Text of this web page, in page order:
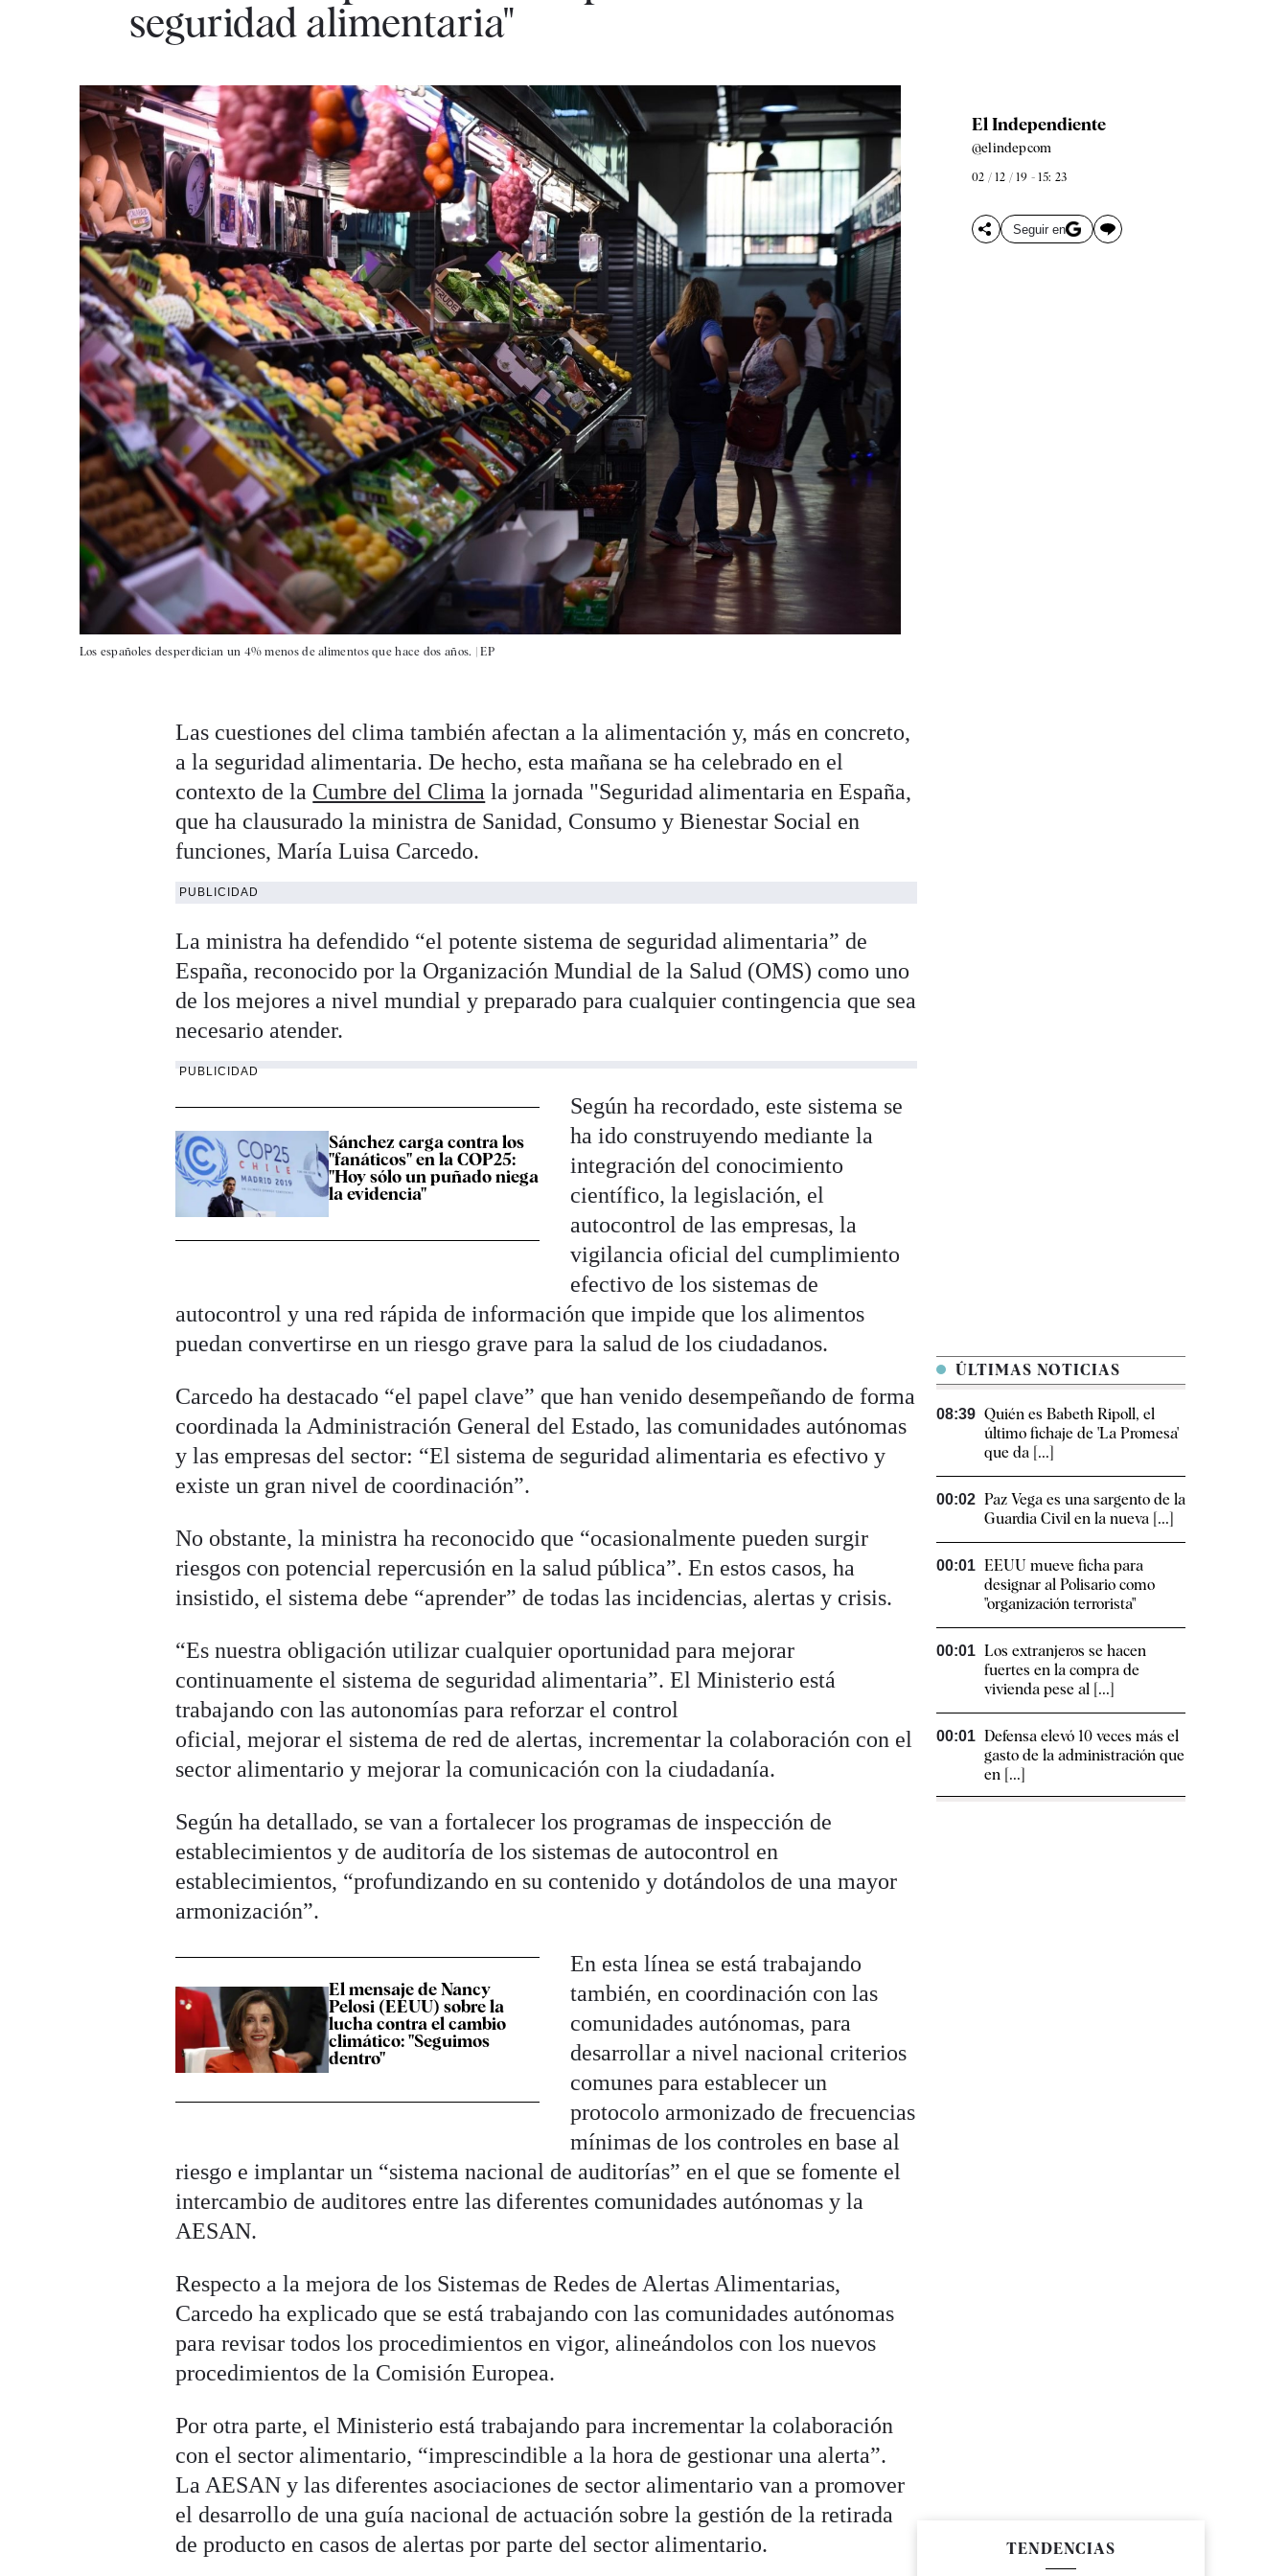
seguridad alimentaria"
Los españoles desperdician un 4% menos de alimentos que hace dos años. |EP
El Independiente
@elindepcom
02 / 12 / 19 - 15: 23
Seguir en
Las cuestiones del clima también afectan a la alimentación y, más en concreto,
a la seguridad alimentaria. De hecho, esta mañana se ha celebrado en el
contexto de la Cumbre del Clima la jornada "Seguridad alimentaria en España,
que ha clausurado la ministra de Sanidad, Consumo y Bienestar Social en
funciones, María Luisa Carcedo.
PUBLICIDAD
La ministra ha defendido “el potente sistema de seguridad alimentaria” de
España, reconocido por la Organización Mundial de la Salud (OMS) como uno
de los mejores a nivel mundial y preparado para cualquier contingencia que sea
necesario atender.
PUBLICIDAD
Sánchez carga contra los
"fanáticos" en la COP25:
"Hoy sólo un puñado niega
la evidencia"
Según ha recordado, este sistema se
ha ido construyendo mediante la
integración del conocimiento
científico, la legislación, el
autocontrol de las empresas, la
vigilancia oficial del cumplimiento
efectivo de los sistemas de
autocontrol y una red rápida de información que impide que los alimentos
puedan convertirse en un riesgo grave para la salud de los ciudadanos.
Carcedo ha destacado “el papel clave” que han venido desempeñando de forma
coordinada la Administración General del Estado, las comunidades autónomas
y las empresas del sector: “El sistema de seguridad alimentaria es efectivo y
existe un gran nivel de coordinación”.
No obstante, la ministra ha reconocido que “ocasionalmente pueden surgir
riesgos con potencial repercusión en la salud pública”. En estos casos, ha
insistido, el sistema debe “aprender” de todas las incidencias, alertas y crisis.
“Es nuestra obligación utilizar cualquier oportunidad para mejorar
continuamente el sistema de seguridad alimentaria”. El Ministerio está
trabajando con las autonomías para reforzar el control
oficial, mejorar el sistema de red de alertas, incrementar la colaboración con el
sector alimentario y mejorar la comunicación con la ciudadanía.
Según ha detallado, se van a fortalecer los programas de inspección de
establecimientos y de auditoría de los sistemas de autocontrol en
establecimientos, “profundizando en su contenido y dotándolos de una mayor
armonización”.
El mensaje de Nancy
Pelosi (EEUU) sobre la
lucha contra el cambio
climático: "Seguimos
dentro"
En esta línea se está trabajando
también, en coordinación con las
comunidades autónomas, para
desarrollar a nivel nacional criterios
comunes para establecer un
protocolo armonizado de frecuencias
mínimas de los controles en base al
riesgo e implantar un “sistema nacional de auditorías” en el que se fomente el
intercambio de auditores entre las diferentes comunidades autónomas y la
AESAN.
Respecto a la mejora de los Sistemas de Redes de Alertas Alimentarias,
Carcedo ha explicado que se está trabajando con las comunidades autónomas
para revisar todos los procedimientos en vigor, alineándolos con los nuevos
procedimientos de la Comisión Europea.
Por otra parte, el Ministerio está trabajando para incrementar la colaboración
con el sector alimentario, “imprescindible a la hora de gestionar una alerta”.
La AESAN y las diferentes asociaciones de sector alimentario van a promover
el desarrollo de una guía nacional de actuación sobre la gestión de la retirada
de producto en casos de alertas por parte del sector alimentario.
ÚLTIMAS NOTICIAS
08:39 Quién es Babeth Ripoll, el
último fichaje de 'La Promesa'
que da [...]
00:02 Paz Vega es una sargento de la
Guardia Civil en la nueva [...]
00:01 EEUU mueve ficha para
designar al Polisario como
"organización terrorista"
00:01 Los extranjeros se hacen
fuertes en la compra de
vivienda pese al [...]
00:01 Defensa elevó 10 veces más el
gasto de la administración que
en [...]
TENDENCIAS